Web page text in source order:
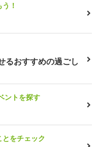
！
るおすすめの過ごし
ントを探す
をチェック